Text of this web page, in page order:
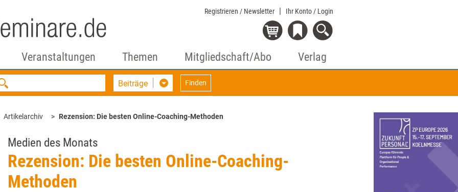
Registrieren / Newsletter Ihr Konto / Login
Veranstaltungen Themen Mitgliedschaft/Abo Verlag
Beiträge Finden
Artikelarchiv Rezension: Die besten Online-Coaching-Methoden
Medien des Monats
Rezension: Die besten Online-Coaching-
Methoden